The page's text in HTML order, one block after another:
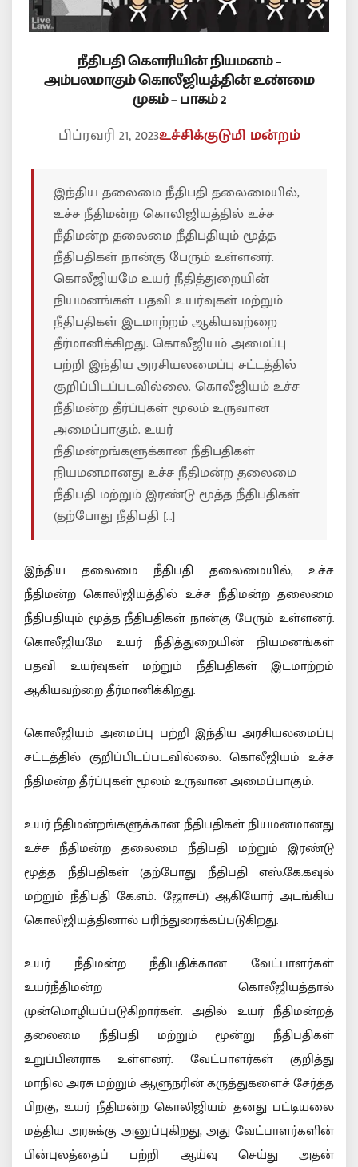
நீதிபதி கௌரியின் நியமனம் –
அம்பலமாகும் கொலீஜியத்தின் உண்மை
முகம் – பாகம் 2
பிப்ரவரி 21, 2023உச்சிக்குடுமி மன்றம்
இந்திய தலைமை நீதிபதி தலைமையில்,
உச்ச நீதிமன்ற கொலிஜியத்தில் உச்ச
நீதிமன்ற தலைமை நீதிபதியும் மூத்த
நீதிபதிகள் நான்கு பேரும் உள்ளனர்.
கொலீஜியமே உயர் நீதித்துறையின்
நியமனங்கள் பதவி உயர்வுகள் மற்றும்
நீதிபதிகள் இடமாற்றம் ஆகியவற்றை
தீர்மானிக்கிறது. கொலீஜியம் அமைப்பு
பற்றி இந்திய அரசியலமைப்பு சட்டத்தில்
குறிப்பிடப்படவில்லை. கொலீஜியம் உச்ச
நீதிமன்ற தீர்ப்புகள் மூலம் உருவான
அமைப்பாகும். உயர்
நீதிமன்றங்களுக்கான நீதிபதிகள்
நியமனமானது உச்ச நீதிமன்ற தலைமை
நீதிபதி மற்றும் இரண்டு மூத்த நீதிபதிகள்
(தற்போது நீதிபதி […]
இந்திய தலைமை நீதிபதி தலைமையில், உச்ச
நீதிமன்ற கொலிஜியத்தில் உச்ச நீதிமன்ற தலைமை
நீதிபதியும் மூத்த நீதிபதிகள் நான்கு பேரும் உள்ளனர்.
கொலீஜியமே உயர் நீதித்துறையின் நியமனங்கள்
பதவி உயர்வுகள் மற்றும் நீதிபதிகள் இடமாற்றம்
ஆகியவற்றை தீர்மானிக்கிறது.
கொலீஜியம் அமைப்பு பற்றி இந்திய அரசியலமைப்பு
சட்டத்தில் குறிப்பிடப்படவில்லை. கொலீஜியம் உச்ச
நீதிமன்ற தீர்ப்புகள் மூலம் உருவான அமைப்பாகும்.
உயர் நீதிமன்றங்களுக்கான நீதிபதிகள் நியமனமானது
உச்ச நீதிமன்ற தலைமை நீதிபதி மற்றும் இரண்டு
மூத்த நீதிபதிகள் (தற்போது நீதிபதி எஸ்.கே.கவுல்
மற்றும் நீதிபதி கே.எம். ஜோசப்) ஆகியோர் அடங்கிய
கொலிஜியத்தினால் பரிந்துரைக்கப்படுகிறது.
உயர் நீதிமன்ற நீதிபதிக்கான வேட்பாளர்கள்
உயர்நீதிமன்ற கொலீஜியத்தால்
முன்மொழியப்படுகிறார்கள். அதில் உயர் நீதிமன்றத்
தலைமை நீதிபதி மற்றும் மூன்று நீதிபதிகள்
உறுப்பினராக உள்ளனர். வேட்பாளர்கள் குறித்து
மாநில அரசு மற்றும் ஆளுநரின் கருத்துகளைச் சேர்த்த
பிறகு, உயர் நீதிமன்ற கொலிஜியம் தனது பட்டியலை
மத்திய அரசுக்கு அனுப்புகிறது, அது வேட்பாளர்களின்
பின்புலத்தைப் பற்றி ஆய்வு செய்து அதன்